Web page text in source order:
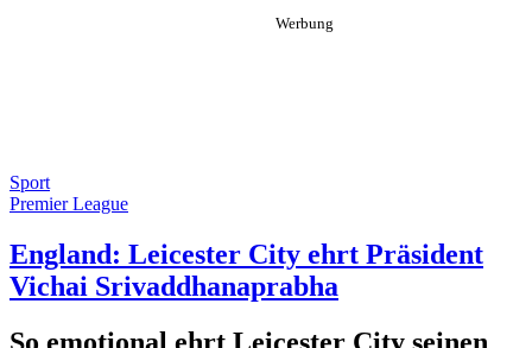
Sport
Premier League
England: Leicester City ehrt Präsident
Vichai Srivaddhanaprabha